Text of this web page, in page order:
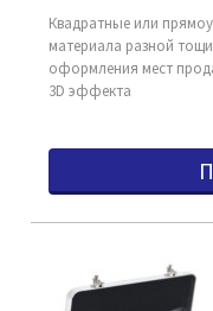
Квадратные или
материала разной
оформления мест
3D эффекта